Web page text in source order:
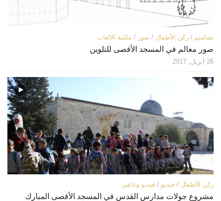
تصاميم / ركن الأطفال / صور / مكتبة الالعاب
صور معالم في المسجد الأقصى للتلوين
26 أبريل, 2017
ركن الأطفال / فيديو / فيديو وثائقي
مشروع جولات مدارس القدس في المسجد الأقصى المبارك